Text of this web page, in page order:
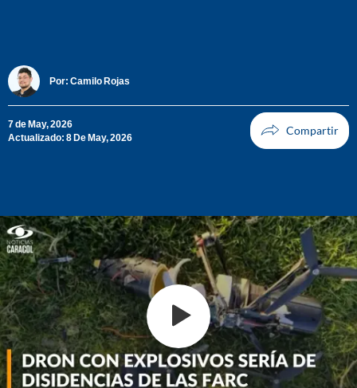
Por: Camilo Rojas
7 de May, 2026
Actualizado: 8 De May, 2026